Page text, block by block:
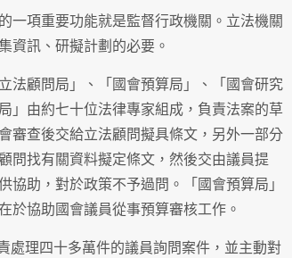
一項重要功能就是監督行政機關。立法機關
資訊、研擬計劃的必要。
法顧問局」、「國會預算局」、「國會研究
」由約七十位法律專家組成，負責法案的草
審查後交給立法顧問擬具條文，另外一部分
問找有關資料擬定條文，然後交由議員提
助，對於政策不予過問。「國會預算局」
於協助國會議員從事預算審核工作。
處理四十多萬件的議員詢問案件，並主動對